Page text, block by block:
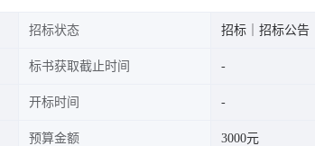
招标状态 招标｜招标公告
标书获取截止时间
开标时间
预算金额 3000元